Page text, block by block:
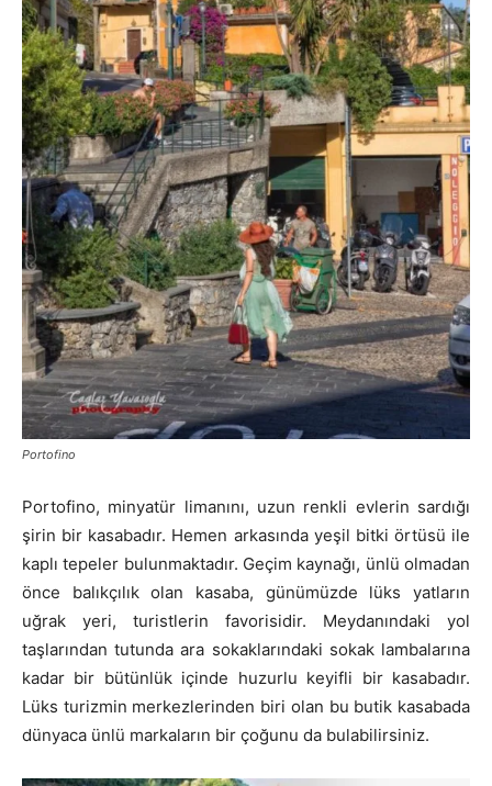
Portofino
Portofino, minyatür limanını, uzun renkli evlerin sardığı
şirin bir kasabadır. Hemen arkasında yeşil bitki örtüsü ile
kaplı tepeler bulunmaktadır. Geçim kaynağı, ünlü olmadan
önce balıkçılık olan kasaba, günümüzde lüks yatların
uğrak yeri, turistlerin favorisidir. Meydanındaki yol
taşlarından tutunda ara sokaklarındaki sokak lambalarına
kadar bir bütünlük içinde huzurlu keyifli bir kasabadır.
Lüks turizmin merkezlerinden biri olan bu butik kasabada
dünyaca ünlü markaların bir çoğunu da bulabilirsiniz.